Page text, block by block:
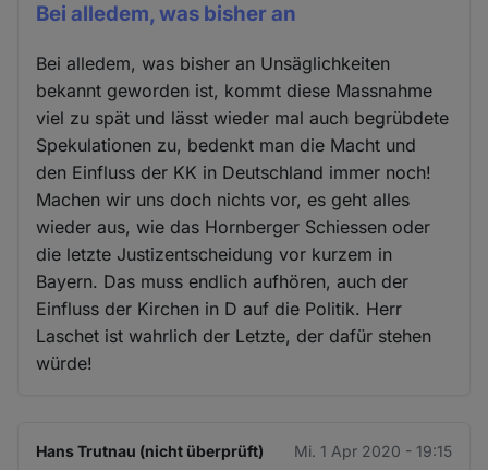
Bei alledem, was bisher an
Bei alledem, was bisher an Unsäglichkeiten
bekannt geworden ist, kommt diese Massnahme
viel zu spät und lässt wieder mal auch begrübdete
Spekulationen zu, bedenkt man die Macht und
den Einfluss der KK in Deutschland immer noch!
Machen wir uns doch nichts vor, es geht alles
wieder aus, wie das Hornberger Schiessen oder
die letzte Justizentscheidung vor kurzem in
Bayern. Das muss endlich aufhören, auch der
Einfluss der Kirchen in D auf die Politik. Herr
Laschet ist wahrlich der Letzte, der dafür stehen
würde!
Hans Trutnau (nicht überprüft) Mi. 1 Apr 2020 - 19:15